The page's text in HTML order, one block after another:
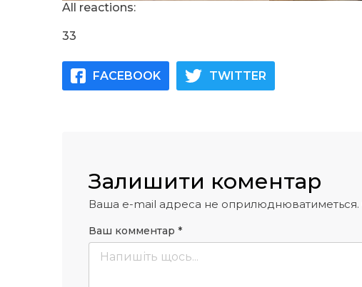
All reactions:
33
FACEBOOK TWITTER
Залишити коментар
Ваша e-mail адреса не оприлюднюватиметься.
Ваш комментар *